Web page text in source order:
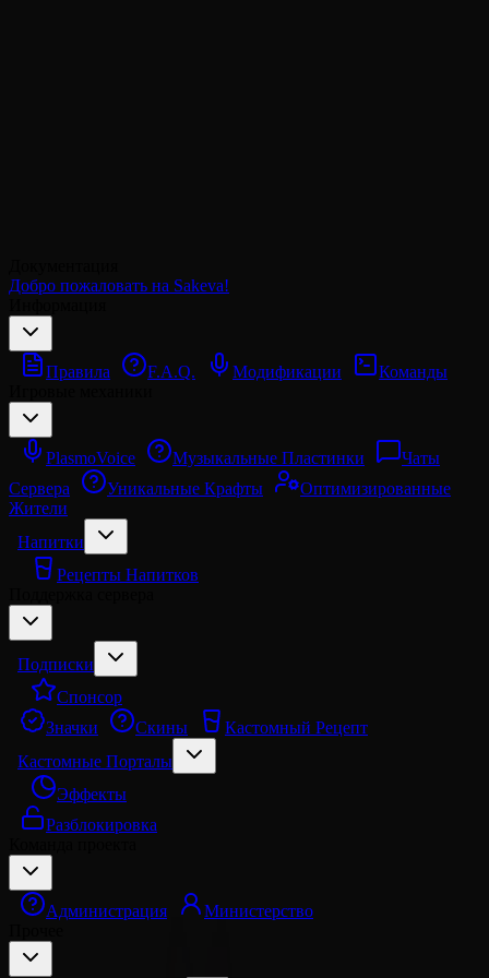
Добро пожаловать на Sakeva!
Правила F.A.Q. Модификации
Команды
PlasmoVoice Музыкальные Пластинки
Чаты
Сервера
Уникальные Крафты
Оптимизированные
Жители
Напитки
Рецепты Напитков
Подписки
Спонсор
Значки
Скины
Кастомный Рецепт
Кастомные Порталы
Эффекты
Разблокировка
Администрация
Министерство